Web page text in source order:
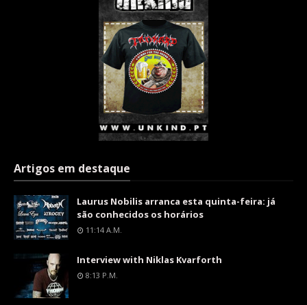
Artigos em destaque
Laurus Nobilis arranca esta quinta-feira: já
são conhecidos os horários
11:14 A.m.
Interview with Niklas Kvarforth
8:13 P.m.